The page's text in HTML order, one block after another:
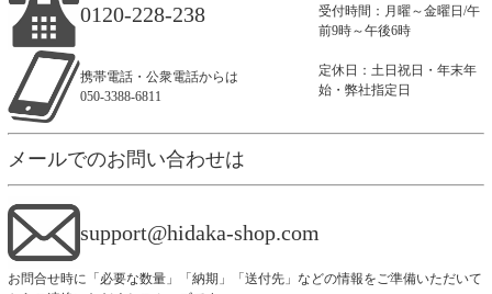
0120-228-238
受付時間：月曜～金曜日/午
前9時～午後6時
定休日：土日祝日・年末年
始・弊社指定日
携帯電話・公衆電話からは
050-3388-6811
メールでのお問い合わせは
support@hidaka-shop.com
お問合せ時に「必要な数量」「納期」「送付先」などの情報をご準備いただいて